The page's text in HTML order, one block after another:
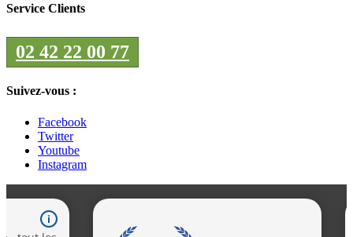
Service Clients
02 42 22 00 77
Suivez-vous :
Facebook
Twitter
Youtube
Instagram